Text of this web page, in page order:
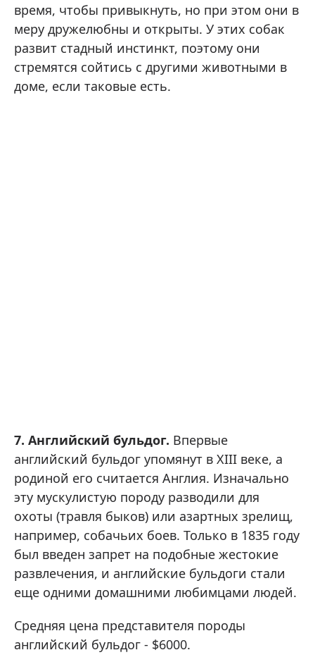
время, чтобы привыкнуть, но при этом они в
меру дружелюбны и открыты. У этих собак
развит стадный инстинкт, поэтому они
стремятся сойтись с другими животными в
доме, если таковые есть.
7. Английский бульдог. Впервые
английский бульдог упомянут в XIII веке, а
родиной его считается Англия. Изначально
эту мускулистую породу разводили для
охоты (травля быков) или азартных зрелищ,
например, собачьих боев. Только в 1835 году
был введен запрет на подобные жестокие
развлечения, и английские бульдоги стали
еще одними домашними любимцами людей.
Средняя цена представителя породы
английский бульдог - $6000.